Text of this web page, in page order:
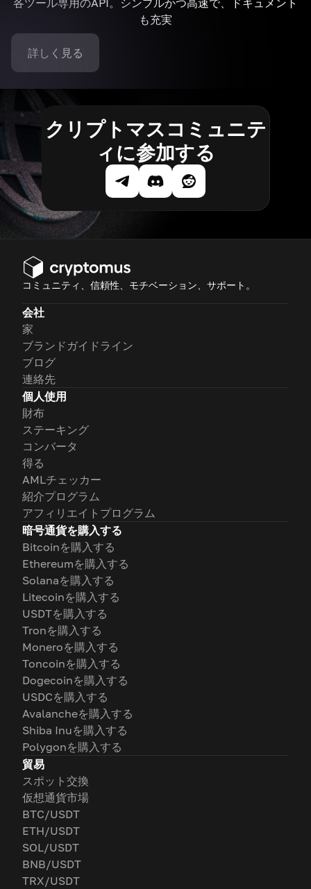
各ツール専用のAPI。シンプルかつ高速で、ドキュメント
も充実
詳しく見る
クリプトマスコミュニテ
ィに参加する
コミュニティ、信頼性、モチベーション、サポート。
会社
家
ブランドガイドライン
ブログ
連絡先
個人使用
財布
ステーキング
コンバータ
得る
AMLチェッカー
紹介プログラム
アフィリエイトプログラム
暗号通貨を購入する
Bitcoinを購入する
Ethereumを購入する
Solanaを購入する
Litecoinを購入する
USDTを購入する
Tronを購入する
Moneroを購入する
Toncoinを購入する
Dogecoinを購入する
USDCを購入する
Avalancheを購入する
Shiba Inuを購入する
Polygonを購入する
貿易
スポット交換
仮想通貨市場
BTC/USDT
ETH/USDT
SOL/USDT
BNB/USDT
TRX/USDT